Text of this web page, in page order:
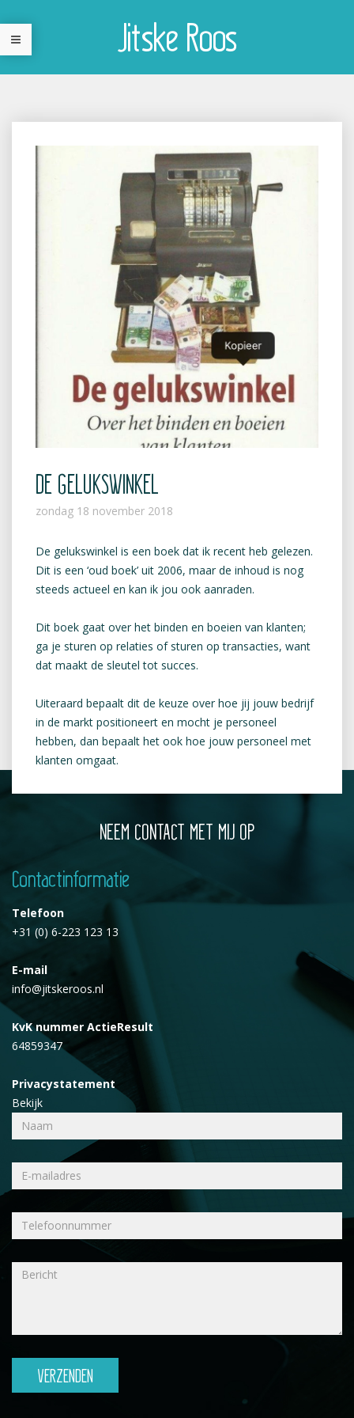
Jitske Roos
DE GELUKSWINKEL
zondag 18 november 2018
De gelukswinkel is een boek dat ik recent heb gelezen.
Dit is een ‘oud boek’ uit 2006, maar de inhoud is nog
steeds actueel en kan ik jou ook aanraden.
Dit boek gaat over het binden en boeien van klanten;
ga je sturen op relaties of sturen op transacties, want
dat maakt de sleutel tot succes.
Uiteraard bepaalt dit de keuze over hoe jij jouw bedrijf
in de markt positioneert en mocht je personeel
hebben, dan bepaalt het ook hoe jouw personeel met
klanten omgaat.
NEEM CONTACT MET MIJ OP
Contactinformatie
Telefoon
+31 (0) 6-223 123 13
E-mail
info@jitskeroos.nl
KvK nummer ActieResult
64859347
Privacystatement
Bekijk